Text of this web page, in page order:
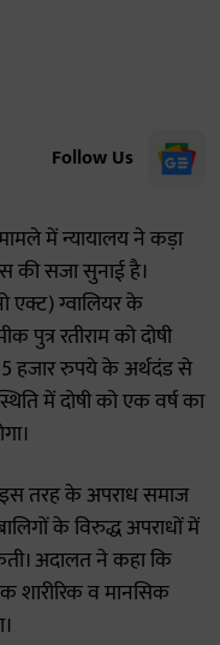
Follow Us
में न्यायालय ने कड़ा
की सजा सुनाई है।
एक्ट) ग्वालियर के
पुत्र रतीराम को दोषी
हजार रुपये के अर्थदंड से
में दोषी को एक वर्ष का
तरह के अपराध समाज
के विरुद्ध अपराधों में
अदालत ने कहा कि
शारीरिक व मानसिक